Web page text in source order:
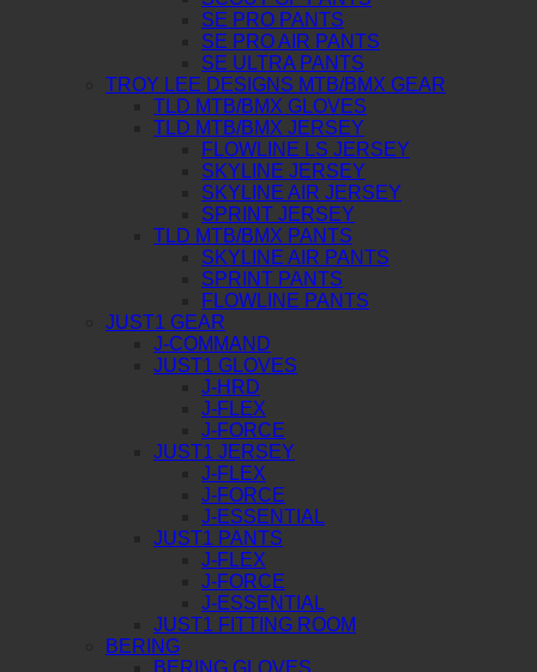
SE PRO PANTS
SE PRO AIR PANTS
SE ULTRA PANTS
TROY LEE DESIGNS MTB/BMX GEAR
TLD MTB/BMX GLOVES
TLD MTB/BMX JERSEY
FLOWLINE LS JERSEY
SKYLINE JERSEY
SKYLINE AIR JERSEY
SPRINT JERSEY
TLD MTB/BMX PANTS
SKYLINE AIR PANTS
SPRINT PANTS
FLOWLINE PANTS
JUST1 GEAR
J-COMMAND
JUST1 GLOVES
J-HRD
J-FLEX
J-FORCE
JUST1 JERSEY
J-FLEX
J-FORCE
J-ESSENTIAL
JUST1 PANTS
J-FLEX
J-FORCE
J-ESSENTIAL
JUST1 FITTING ROOM
BERING
BERING GLOVES